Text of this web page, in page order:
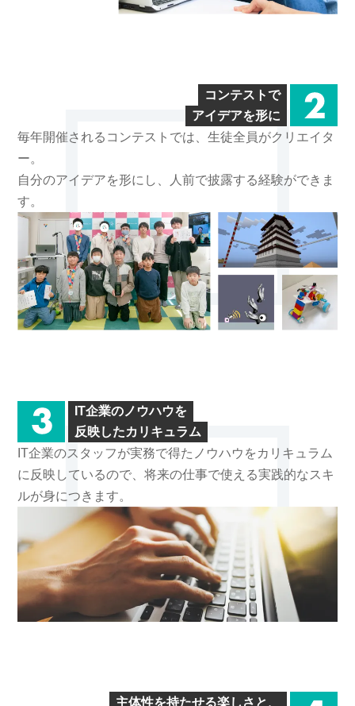
コンテストで
アイデアを形に
毎年開催されるコンテストでは、生徒全員がクリエイタ
ー。
自分のアイデアを形にし、人前で披露する経験ができま
す。
IT企業のノウハウを
反映したカリキュラム
IT企業のスタッフが実務で得たノウハウをカリキュラム
に反映しているので、将来の仕事で使える実践的なスキ
ルが身につきます。
主体性を持たせる楽しさと、